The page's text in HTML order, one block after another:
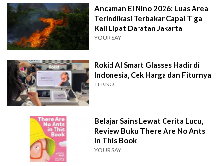
Ancaman El Nino 2026: Luas Area
Terindikasi Terbakar Capai Tiga
Kali Lipat Daratan Jakarta
YOUR SAY
Rokid AI Smart Glasses Hadir di
Indonesia, Cek Harga dan Fiturnya
TEKNO
Belajar Sains Lewat Cerita Lucu,
Review Buku There Are No Ants
in This Book
YOUR SAY